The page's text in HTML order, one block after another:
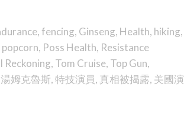
,fencing, Ginseng, Health, hiking,
popcorn, Poss Health, Resistance
Reckoning, Tom Cruise, Top Gun,
湯姆克魯斯,特技演員,真相被揭露, 美國演